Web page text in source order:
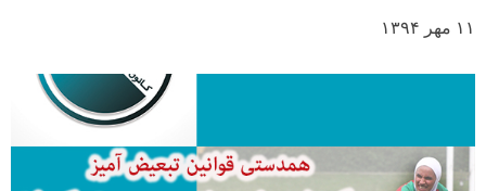
۱۱ مهر ۱۳۹۴